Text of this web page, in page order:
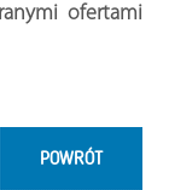
ofertami
POWRÓT